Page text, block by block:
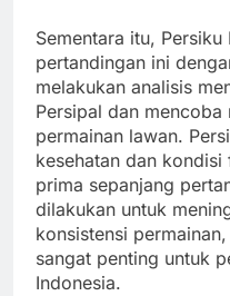
Sementara itu,
pertandingan ini
melakukan analisis
Persipal dan
permainan lawan.
kesehatan dan
prima sepanjang
dilakukan untuk
konsistensi
sangat penting untuk
Indonesia.